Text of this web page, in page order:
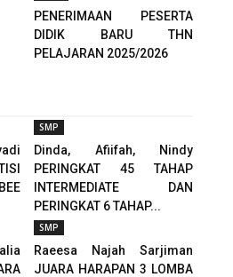
PENERIMAAN PESERTA
DIDIK BARU THN
PELAJARAN 2025/2026
SMP
Dinda, Afiifah, Nindy
PERINGKAT 45 TAHAP
INTERMEDIATE DAN
PERINGKAT 6 TAHAP...
SMP
Raeesa Najah Sarjiman
JUARA HARAPAN 3 LOMBA